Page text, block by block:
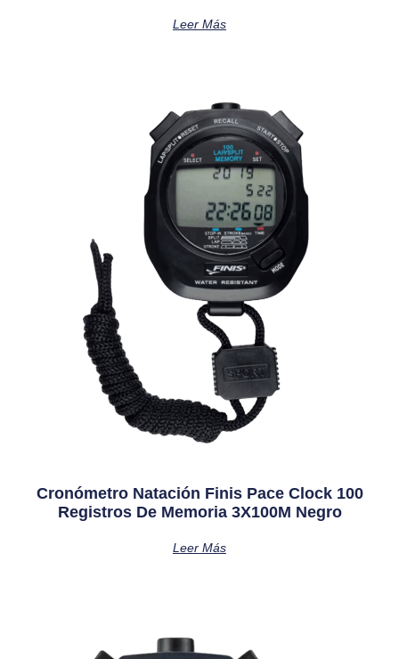
Leer Más
Cronómetro Natación Finis Pace Clock 100
Registros De Memoria 3X100M Negro
Leer Más